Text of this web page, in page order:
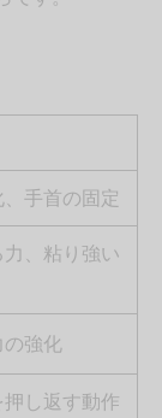
手首の固定
、粘り強い
強化
し返す動作